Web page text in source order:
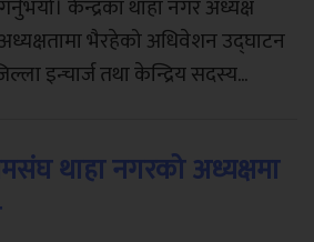
केन्द्रका थाहा नगर अध्यक्ष
भैरहेको अधिवेशन उद्घाटन
इन्चार्ज तथा केन्द्रिय सदस्य...
थाहा नगरको अध्यक्षमा